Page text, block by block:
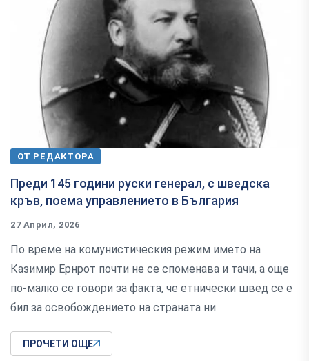
ОТ РЕДАКТОРА
Преди 145 години руски генерал, с шведска
кръв, поема управлението в България
27 Април, 2026
По време на комунистическия режим името на
Казимир Ернрот почти не се споменава и тачи, а още
по-малко се говори за факта, че етнически швед се е
бил за освобождението на страната ни
ПРОЧЕТИ ОЩЕ